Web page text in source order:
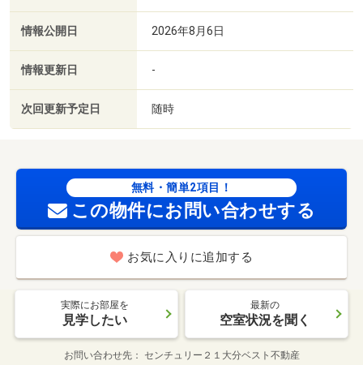
情報公開日 2026年8月6日
情報更新日 -
次回更新予定日 随時
無料・簡単2項目！
この物件にお問い合わせする
お気に入りに追加する
実際にお部屋を
見学したい
最新の
空室状況を聞く
お問い合わせ先 センチュリー２１大分ベスト不動産